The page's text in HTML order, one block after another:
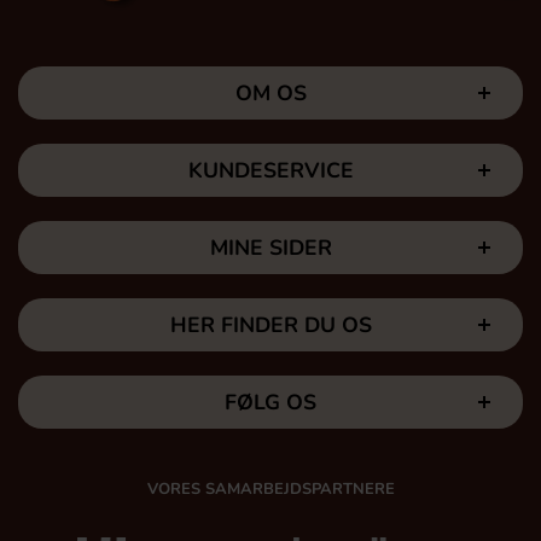
OM OS
KUNDESERVICE
MINE SIDER
HER FINDER DU OS
FØLG OS
VORES SAMARBEJDSPARTNERE